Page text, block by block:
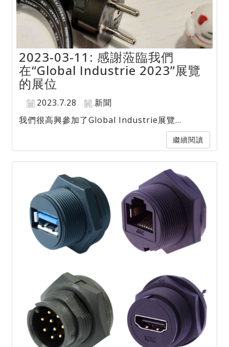
2023-03-11: 感謝蒞臨我們
在“Global Industrie 2023”展覽
的展位
2023.7.28
新聞
我們很高興參加了Global Industrie展覽...
繼續閱讀